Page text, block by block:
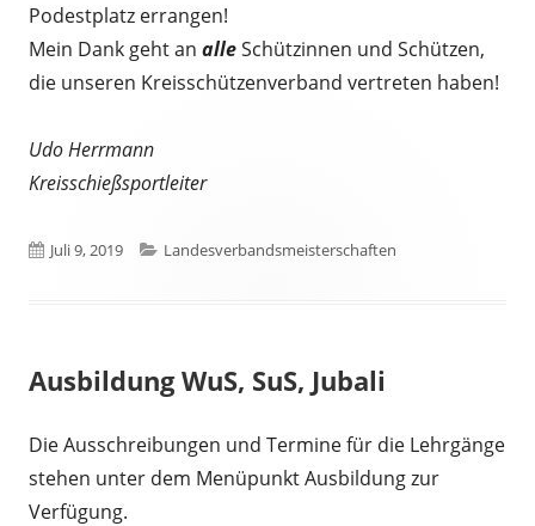
Podestplatz errangen!
Mein Dank geht an alleSchützinnen und Schützen,
die unseren Kreisschützenverband vertreten haben!
Udo Herrmann
Kreisschießsportleiter
Veröffentlicht
Juli 9, 2019 Kategorien
Landesverbandsmeisterschaften
Ausbildung WuS, SuS, Jubali
Die Ausschreibungen und Termine für die Lehrgänge
stehen unter dem Menüpunkt Ausbildung zur
Verfügung.